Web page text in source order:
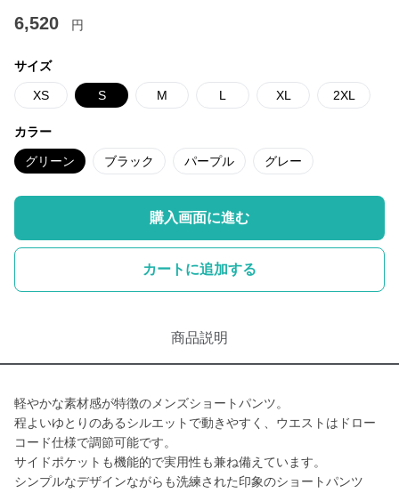
6,520 円
サイズ
XS S M L XL 2XL
カラー
グリーン ブラック パープル グレー
購入画面に進む
カートに追加する
商品説明
軽やかな素材感が特徴のメンズショートパンツ。
程よいゆとりのあるシルエットで動きやすく、ウエストはドロー
コード仕様で調節可能です。
サイドポケットも機能的で実用性も兼ね備えています。
シンプルなデザインながらも洗練された印象のショートパンツ